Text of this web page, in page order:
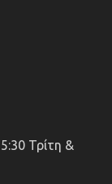
Τρίτη &